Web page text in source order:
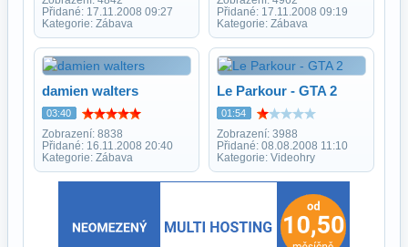
Přidané: 17.11.2008 09:27
Kategorie: Zábava
Přidané: 17.11.2008 09:19
Kategorie: Zábava
damien walters
03:40
Zobrazení: 8838
Přidané: 16.11.2008 20:40
Kategorie: Zábava
Le Parkour - GTA 2
01:54
Zobrazení: 3988
Přidané: 08.08.2008 11:10
Kategorie: Videohry